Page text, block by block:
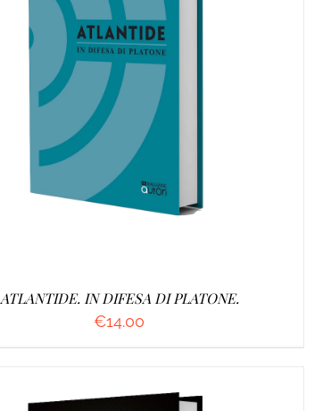
AGGIUNGI AL CARRELLO /
ATLANTIDE. IN DIFESA DI PLATONE.
€14.00